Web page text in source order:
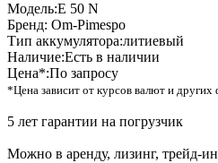
Модель:E 50 N
Бренд: Om-Pimespo
Тип аккумулятора:литиевый
Наличие:Есть в наличии
Цена*:По запросу
*Цена зависит от курсов валют и других
5 лет гарантии на погрузчик
Можно в аренду, лизинг, трейд-ин